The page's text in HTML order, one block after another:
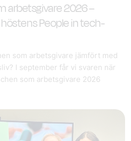
arbetsgivare 2026 –
People in tech-
som arbetsgivare jämfört med
I september får vi svaren när
som arbetsgivare 2026